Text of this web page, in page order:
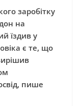
заробітку
на
їздив у
є те, що
пише